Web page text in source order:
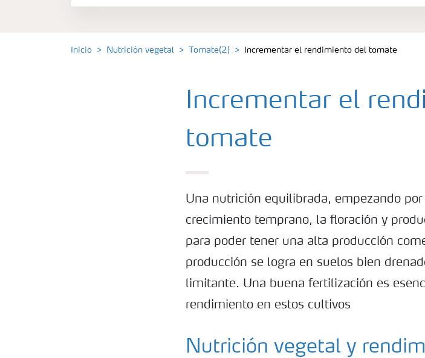
Deficiencia de nutrientes en cultivos
Inicio Nutrición vegetal Tomate(2) Incrementar el rendimiento del tomate
Incrementar el
tomate
Una nutrición equilibrada, empezando
crecimiento temprano, la floración y
para poder tener una alta producción
producción se logra en suelos bien
limitante. Una buena fertilización es
rendimiento en estos cultivos
Nutrición vegetal y